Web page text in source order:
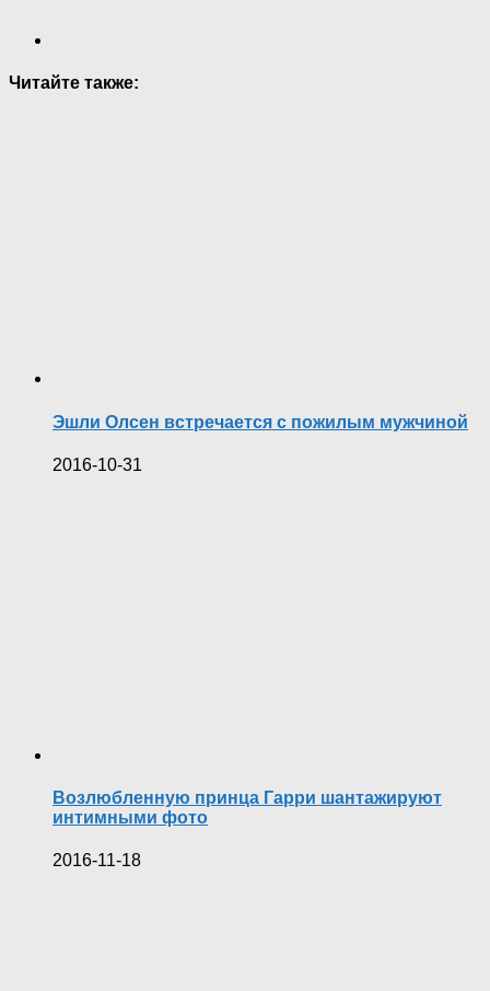
Читайте также:
Эшли Олсен встречается с пожилым мужчиной
2016-10-31
Возлюбленную принца Гарри шантажируют
интимными фото
2016-11-18